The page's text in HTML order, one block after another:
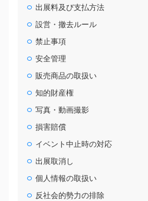
出展料及び支払方法
設営・撤去ルール
禁止事項
安全管理
販売商品の取扱い
知的財産権
写真・動画撮影
損害賠償
イベント中止時の対応
出展取消し
個人情報の取扱い
反社会的勢力の排除